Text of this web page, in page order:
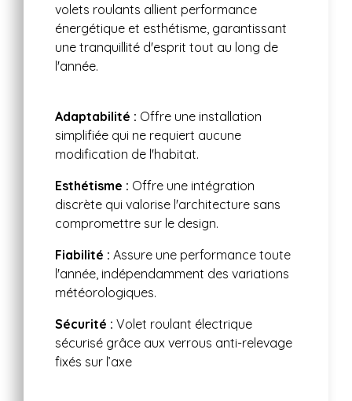
volets roulants allient performance
énergétique et esthétisme, garantissant
une tranquillité d'esprit tout au long de
l'année.
Adaptabilité : Offre une installation
simplifiée qui ne requiert aucune
modification de l'habitat.
Esthétisme : Offre une intégration
discrète qui valorise l'architecture sans
compromettre sur le design.
Fiabilité : Assure une performance toute
l'année, indépendamment des variations
météorologiques.
Sécurité : Volet roulant électrique
sécurisé grâce aux verrous anti-relevage
fixés sur l’axe